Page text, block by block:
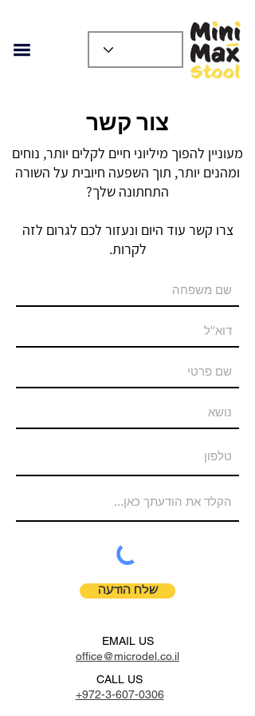
צור קשר
מעוניין להפוך מיליוני חיים לקלים יותר, נוחים
ומהנים יותר, תוך השפעה חיובית על השורה
התחתונה שלך?
צרו קשר עוד היום ונעזור לכם לגרום לזה
לקרות.
שלח הודעה
EMAIL US
office@microdel.co.il
CALL US
+972-3-607-0306